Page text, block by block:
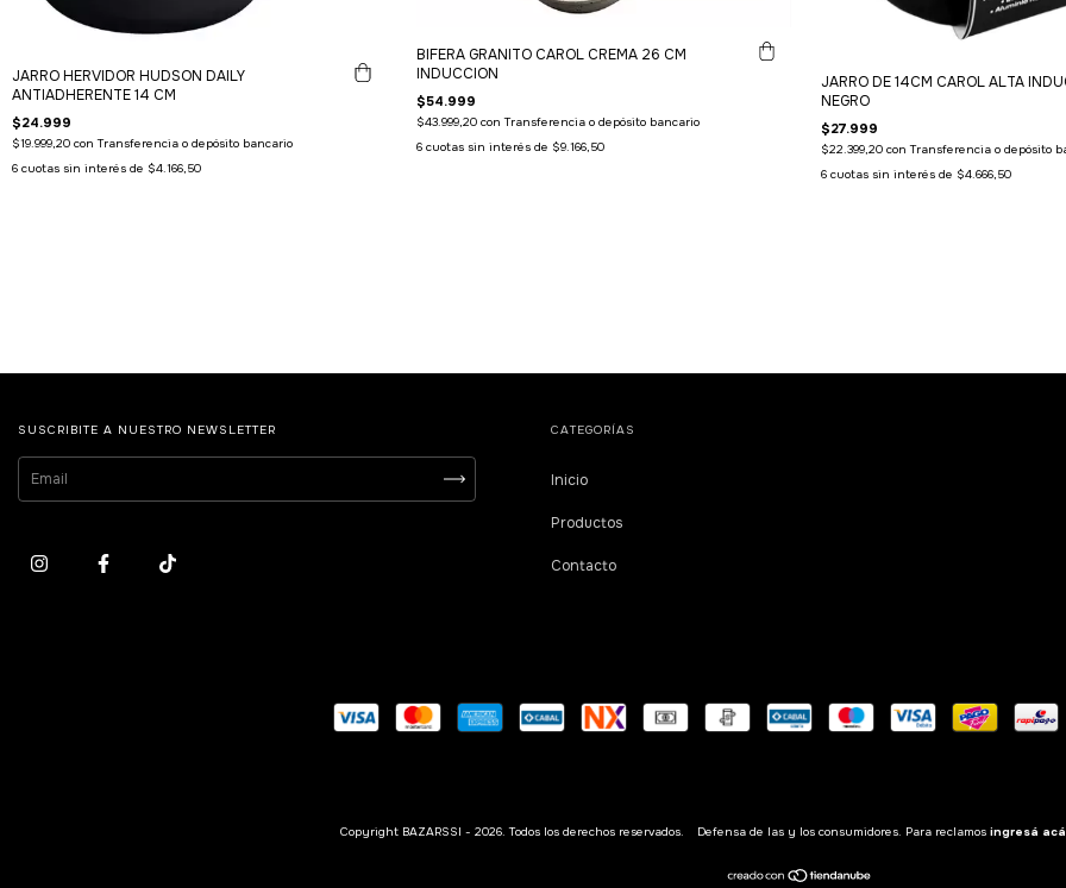
JARRO HERVIDOR HUDSON DAILY
ANTIADHERENTE 14 CM
$24.999
$19.999,20 con Transferencia o depósito bancario
6 cuotas sin interés de $4.166,50
BIFERA GRANITO CAROL CREMA 26 CM
INDUCCION
$54.999
$43.999,20 con Transferencia o depósito bancario
6 cuotas sin interés de $9.166,50
JARRO DE 14CM CAROL ALTA
NEGRO
$27.999
$22.399,20 con Transferencia o depósito
6 cuotas sin interés de $4.666,50
SUSCRIBITE A NUESTRO NEWSLETTER CATEGORÍAS
Inicio
Productos
Contacto
Copyright BAZARSSI - 2026. Todos los derechos reservados. Defensa de las y los consumidores. Para reclamos ingresá